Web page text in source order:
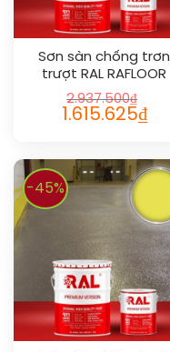
Sơn sàn chống trơn
trượt RAL RAFLOOR
ANTI-SLIP 1015
2.937.500₫
1.615.625₫
-45%